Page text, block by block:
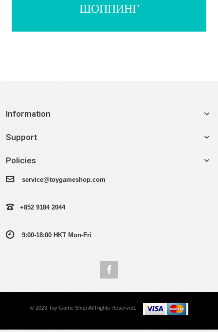
ШОППИНГ
Information
Support
Policies
service@toygameshop.com
+852 9184 2044
9:00-18:00 HKT Mon-Fri
© 2023 Toy Game Shop All Rights Reserved.